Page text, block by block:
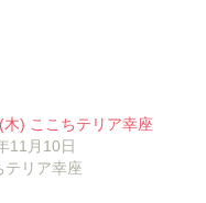
木) ここちテリア幸座
11月10日
テリア幸座